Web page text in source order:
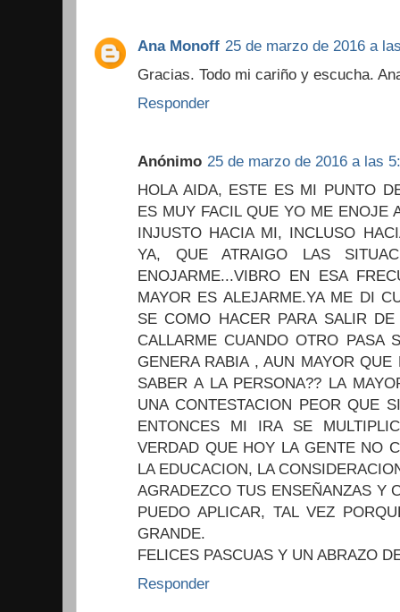
Ana Monoff 25 de marzo de 2016 a
Gracias. Todo mi cariño y escucha.
Responder
Anónimo 25 de marzo de 2016 a las
HOLA AIDA, ESTE ES MI PUNTO
ES MUY FACIL QUE YO ME ENOJE
INJUSTO HACIA MI, INCLUSO
YA, QUE ATRAIGO LAS
ENOJARME...VIBRO EN ESA
MAYOR ES ALEJARME.YA ME DI
SE COMO HACER PARA SALIR
CALLARME CUANDO OTRO PASA
GENERA RABIA , AUN MAYOR
SABER A LA PERSONA?? LA
UNA CONTESTACION PEOR QUE
ENTONCES MI IRA SE
VERDAD QUE HOY LA GENTE NO
LA EDUCACION, LA
AGRADEZCO TUS ENSEÑANZAS Y
PUEDO APLICAR, TAL VEZ
GRANDE.
FELICES PASCUAS Y UN ABRAZO
Responder